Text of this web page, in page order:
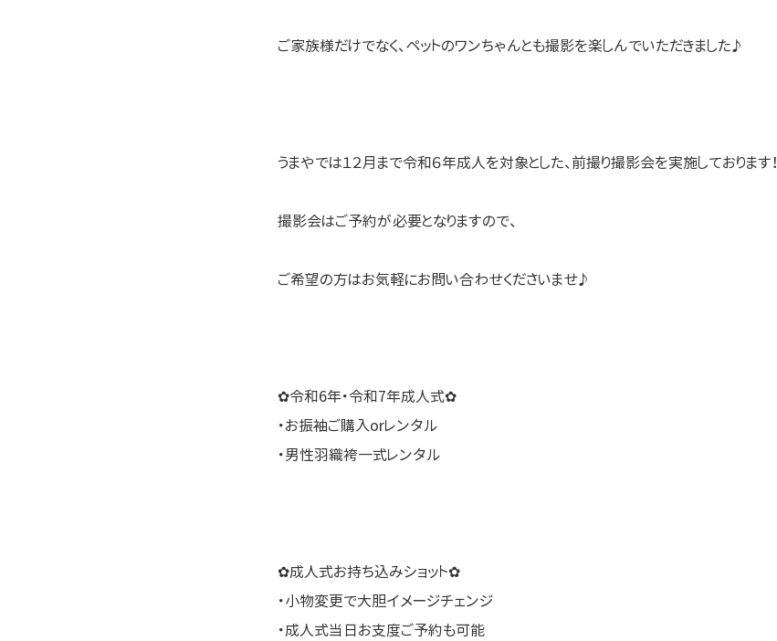
ご家族様だけでなく、ペットのワンちゃんとも撮影を楽しんでいただきました♪
うまやでは１２月まで令和６年成人を対象とした、前撮り撮影会を実施しております！
撮影会はご予約が必要となりますので、
ご希望の方はお気軽にお問い合わせくださいませ♪
✿令和6年・令和7年成人式✿
・お振袖ご購入orレンタル
・男性羽織袴一式レンタル
✿成人式お持ち込みショット✿
・小物変更で大胆イメージチェンジ
・成人式当日お支度ご予約も可能